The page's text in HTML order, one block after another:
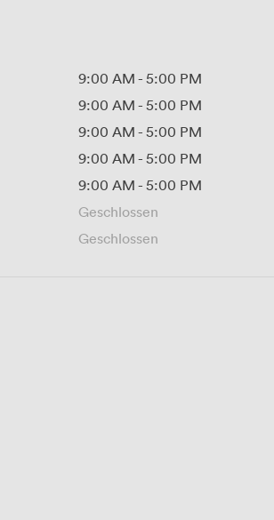
9:00 AM - 5:00 PM
9:00 AM - 5:00 PM
9:00 AM - 5:00 PM
9:00 AM - 5:00 PM
9:00 AM - 5:00 PM
Geschlossen
Geschlossen